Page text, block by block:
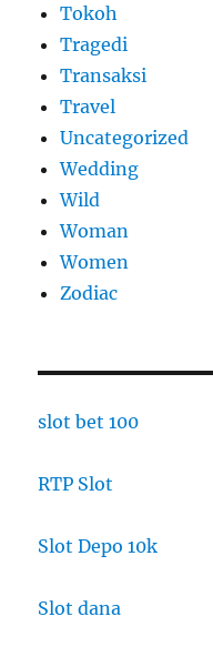
Tokoh
Tragedi
Transaksi
Travel
Uncategorized
Wedding
Wild
Woman
Women
Zodiac
slot bet 100
RTP Slot
Slot Depo 10k
Slot dana